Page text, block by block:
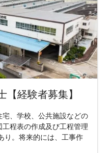
経験者募集】
、学校、公共施設などの
程表の作成及び工程管理
り。将来的には、工事作